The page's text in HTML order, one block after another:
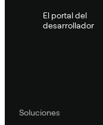
El portal del
desarrollador
Soluciones